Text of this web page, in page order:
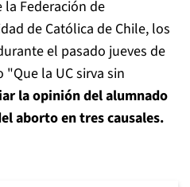
Federación de
de Católica de Chile, los
el pasado jueves de
la UC sirva sin
la opinión del alumnado
aborto en tres causales.